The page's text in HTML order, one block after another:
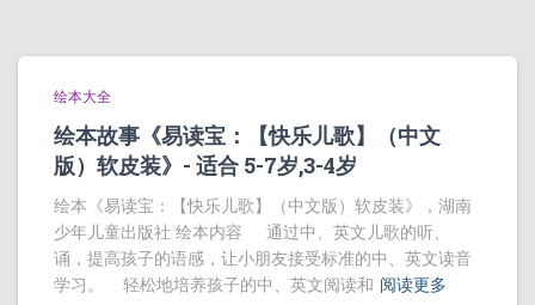
绘本大全
绘本故事《易读宝：【快乐儿歌】（中文
版）软皮装》- 适合 5-7岁,3-4岁
绘本《易读宝：【快乐儿歌】（中文版）软皮装》，湖南
少年儿童出版社 绘本内容 通过中、英文儿歌的听、
诵，提高孩子的语感，让小朋友接受标准的中、英文读音
学习。 轻松地培养孩子的中、英文阅读和 阅读更多